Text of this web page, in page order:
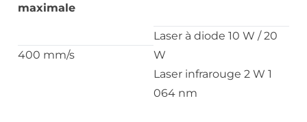
maximale
400 mm/s
Laser à diode 10 W / 20
W
Laser infrarouge 2 W 1
064 nm